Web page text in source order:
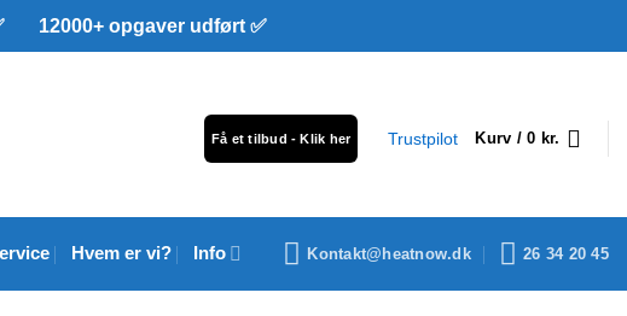
12000+ opgaver udført ✅
Få et tilbud - Klik her Trustpilot Kurv /0 kr.
Hvem er vi? Info Kontakt@heatnow.dk 26 34 20 45